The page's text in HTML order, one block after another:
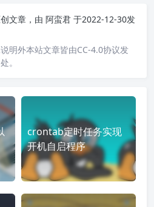
文章，由 阿蛮君 于2022-12-30发
明外本站文章皆由CC-4.0协议发
。
crontab定时任务实现
开机自启程序